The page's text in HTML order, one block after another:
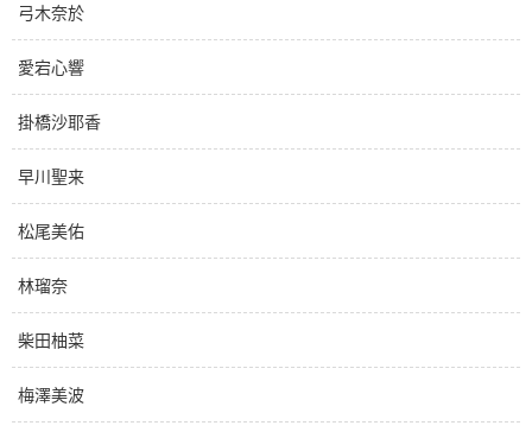
弓木奈於
愛宕心響
掛橋沙耶香
早川聖来
松尾美佑
林瑠奈
柴田柚菜
梅澤美波